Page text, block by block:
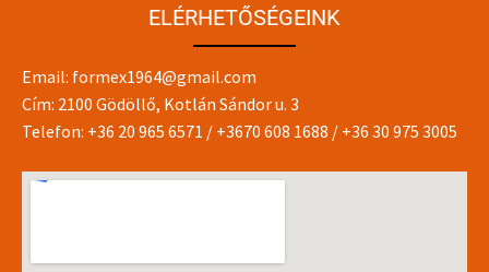
ELÉRHETŐSÉGEINK
Email: formex1964@gmail.com
Cím: 2100 Gödöllő, Kotlán Sándor u. 3
Telefon: +36 20 965 6571 / +3670 608 1688 / +36 30 975 3005